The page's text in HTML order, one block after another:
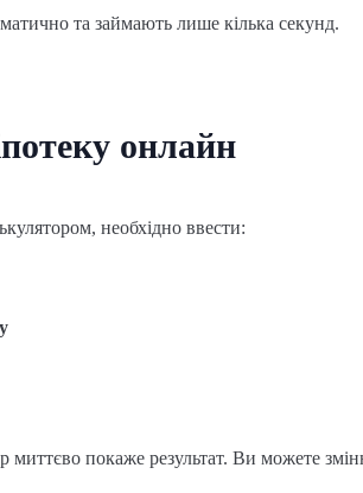
та займають лише кілька секунд.
онлайн
необхідно ввести:
миттєво покаже результат. Ви можете